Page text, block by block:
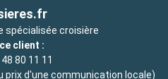
spécialisée croisière
client :
80 11 11
prix d'une communication locale)